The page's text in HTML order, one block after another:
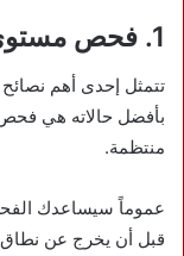
1. فحص مستوى زيت المحرك
تتمثل إحدى أهم
بأفضل حالاته هي
منتظمة.
عموماً سيساعدك
قبل أن يخرج عن